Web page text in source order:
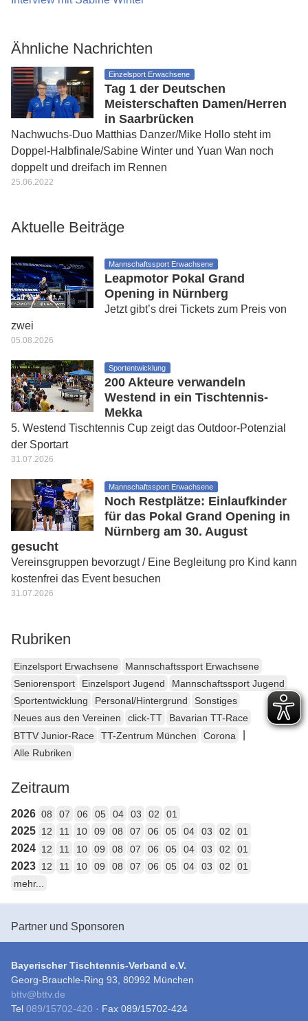
Ähnliche Nachrichten
Einzelsport Erwachsene
Tag 1 der Deutschen
Meisterschaften Damen/Herren
in Saarbrücken
Nachwuchs-Duo Matthias Danzer/Mike Hollo steht im
Doppel-Halbfinale/Sabine Winter und Yuan Wan noch
doppelt und dreifach im Rennen
25.06.2022
Aktuelle Beiträge
Mannschaftssport Erwachsene
Leapmotor Pokal Grand
Opening in Nürnberg
Jetzt gibt’s drei Tickets zum Preis von
zwei
05.08.2026
Sportentwicklung
200 Akteure verwandeln
Westend in ein Tischtennis-
Mekka
5. Westend Tischtennis Cup zeigt das Outdoor-Potenzial
der Sportart
31.07.2026
Mannschaftssport Erwachsene
Noch Restplätze: Einlaufkinder
für das Pokal Grand Opening in
Nürnberg am 30. August
gesucht
Vereinsgruppen bevorzugt / Eine Begleitung pro Kind kann
kostenfrei das Event besuchen
31.07.2026
Rubriken
Einzelsport Erwachsene
Mannschaftssport Erwachsene
Seniorensport
Einzelsport Jugend
Mannschaftssport Jugend
Sportentwicklung
Personal/Hintergrund
Sonstiges
Neues aus den Vereinen
click-TT
Bavarian TT-Race
BTTV Junior-Race
TT-Zentrum München Corona
Alle Rubriken
Zeitraum
2026 08 07 06 05 04 03 02 01
2025 12 11 10 09 08 07 06 05 04 03 02 01
2024 12 11 10 09 08 07 06 05 04 03 02 01
2023 12 11 10 09 08 07 06 05 04 03 02
01
mehr...
Partner und Sponsoren
Bayerischer Tischtennis-Verband e.V.
Georg-Brauchle-Ring 93, 80992 München
bttv@bttv.de
Tel 089/15702-420 · Fax 089/15702-424